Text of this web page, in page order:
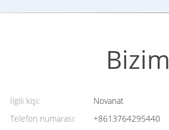
İlgili kişi:
Novanat
Telefon numarası:
+8613764295440